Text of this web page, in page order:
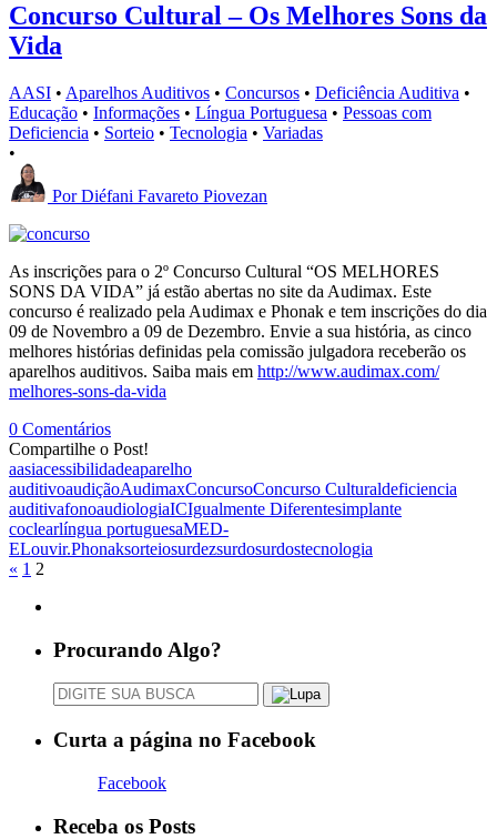
Concurso Cultural – Os Melhores Sons da
Vida
AASI • Aparelhos Auditivos • Concursos • Deficiência Auditiva •
Educação • Informações • Língua Portuguesa • Pessoas com
Deficiencia • Sorteio • Tecnologia • Variadas
•
Por Diéfani Favareto Piovezan
As inscrições para o 2º Concurso Cultural “OS MELHORES
SONS DA VIDA” já estão abertas no site da Audimax. Este
concurso é realizado pela Audimax e Phonak e tem inscrições do dia
09 de Novembro a 09 de Dezembro. Envie a sua história, as cinco
melhores histórias definidas pela comissão julgadora receberão os
aparelhos auditivos. Saiba mais em http://www.audimax.com/
melhores-sons-da-vida
0 Comentários
Compartilhe o Post!
aasiacessibilidadeaparelho
auditivoaudiçãoAudimaxConcursoConcurso Culturaldeficiencia
auditivafonoaudiologiaICIgualmente Diferentesimplante
coclearlíngua portuguesaMED-
ELouvir.Phonaksorteiosurdezsurdosurdostecnologia
« 1 2
Procurando Algo?
Curta a página no Facebook
Facebook
Receba os Posts